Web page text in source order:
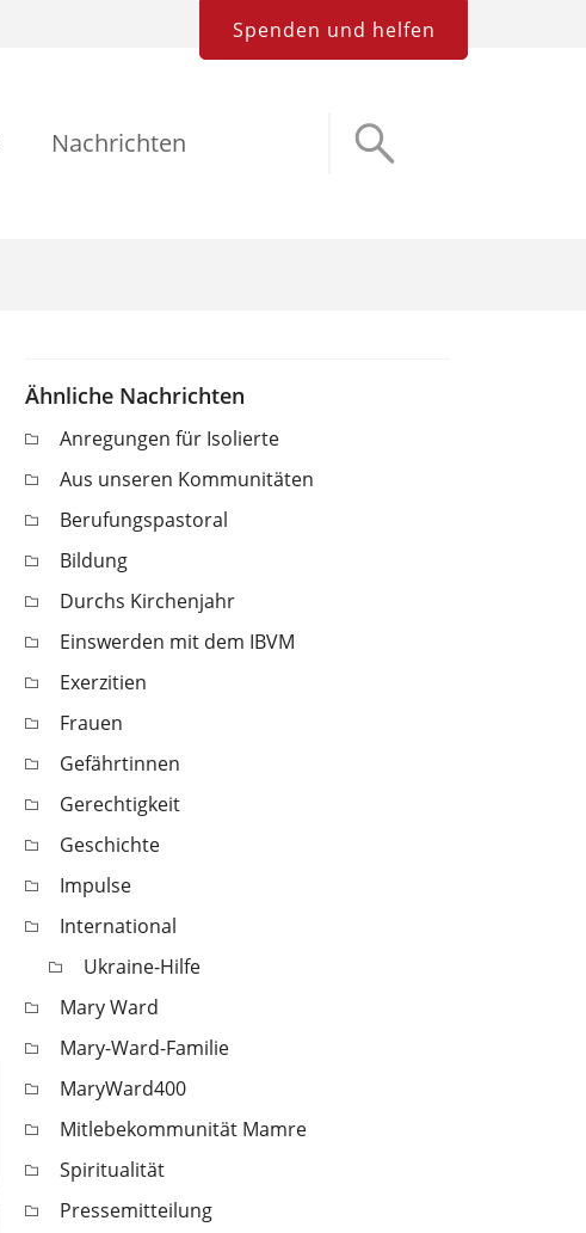
Spenden und helfen
Nachrichten
Ähnliche Nachrichten
Anregungen für Isolierte
Aus unseren Kommunitäten
Berufungspastoral
Bildung
Durchs Kirchenjahr
Einswerden mit dem IBVM
Exerzitien
Frauen
Gefährtinnen
Gerechtigkeit
Geschichte
Impulse
International
Ukraine-Hilfe
Mary Ward
Mary-Ward-Familie
MaryWard400
Mitlebekommunität Mamre
Spiritualität
Pressemitteilung